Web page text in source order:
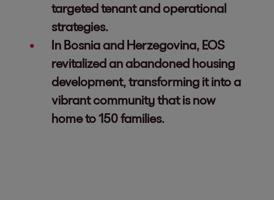
targeted tenant and operational
strategies.
In Bosnia and Herzegovina, EOS
revitalized an abandoned housing
development, transforming it into a
vibrant community that is now
home to 150 families.